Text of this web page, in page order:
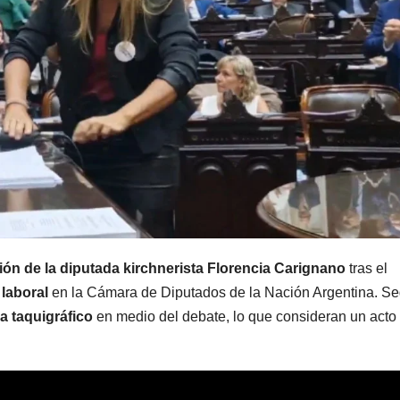
de la diputada kirchnerista Florencia Carignano tras el
en la Cámara de Diputados de la Nación Argentina.
taquigráfico en medio del debate, lo que consideran un acto
MENDOZA
Nación se
sumó al
pedido de
Mendoza para
bloquear los
celulares en
7 AGOSTO, 2026
MENDOZA
volvió
vecinos
un
7 AGOSTO,